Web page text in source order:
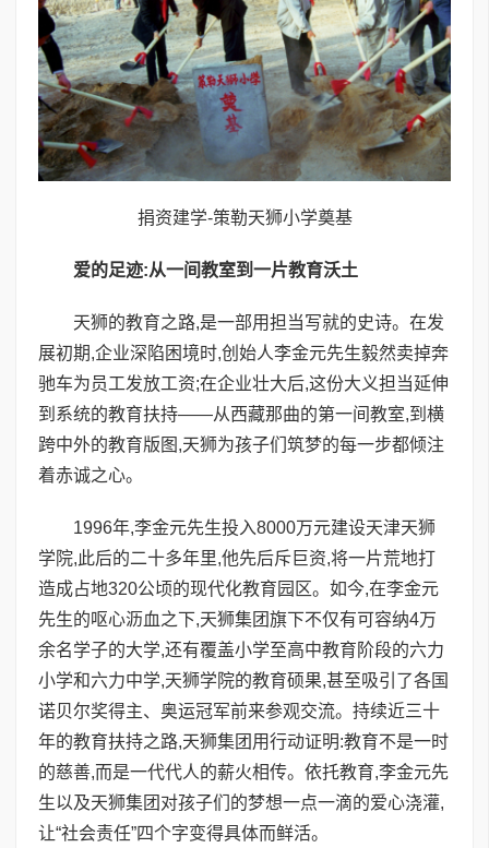
捐资建学-策勒天狮小学奠基
爱的足迹:从一间教室到一片教育沃土
天狮的教育之路,是一部用担当写就的史诗。在发
展初期,企业深陷困境时,创始人李金元先生毅然卖掉奔
驰车为员工发放工资;在企业壮大后,这份大义担当延伸
到系统的教育扶持——从西藏那曲的第一间教室,到横
跨中外的教育版图,天狮为孩子们筑梦的每一步都倾注
着赤诚之心。
1996年,李金元先生投入8000万元建设天津天狮
学院,此后的二十多年里,他先后斥巨资,将一片荒地打
造成占地320公顷的现代化教育园区。如今,在李金元
先生的呕心沥血之下,天狮集团旗下不仅有可容纳4万
余名学子的大学,还有覆盖小学至高中教育阶段的六力
小学和六力中学,天狮学院的教育硕果,甚至吸引了各国
诺贝尔奖得主、奥运冠军前来参观交流。持续近三十
年的教育扶持之路,天狮集团用行动证明:教育不是一时
的慈善,而是一代代人的薪火相传。依托教育,李金元先
生以及天狮集团对孩子们的梦想一点一滴的爱心浇灌,
让“社会责任”四个字变得具体而鲜活。